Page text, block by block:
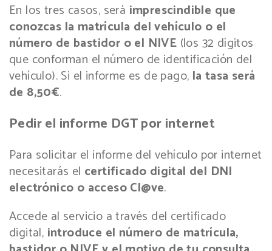
En los tres casos, será imprescindible que
conozcas la matrícula del vehículo o el
número de bastidor o el NIVE (los 32 dígitos
que conforman el número de identificación del
vehículo). Si el informe es de pago, la tasa será
de 8,50€.
Pedir el informe DGT por internet
Para solicitar el informe del vehículo por internet
necesitarás el certificado digital del DNI
electrónico o acceso Cl@ve.
Accede al servicio a través del certificado
digital, introduce el número de matrícula,